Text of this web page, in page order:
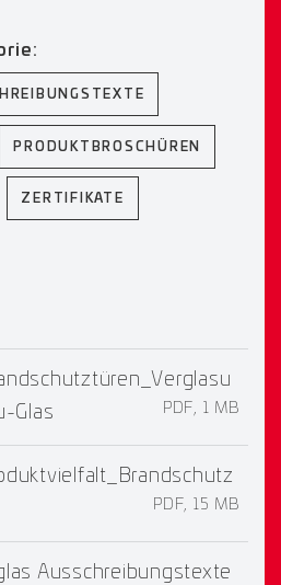
PRODUKTBROSCHÜREN
ZERTIFIKATE
Glas
PDF, 1 MB
PDF, 15 MB
Ausschreibungstexte